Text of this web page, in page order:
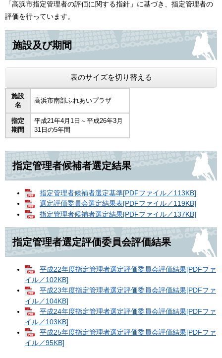
「高浜市指定管理者の評価に関する指針」に基づき、指定管理者の
評価を行っています。
施設及び期間
表のサイズを切り替える
施設
名
高浜市南部ふれあいプラザ
指定
期間
平成21年4月1日～平成26年3月
31日の5年間
指定管理者候補者選定結果
指定管理者候補者選定基準[PDFファイル／113KB]
選定評価委員会選定結果表[PDFファイル／119KB]
指定管理者候補者選定結果[PDFファイル／137KB]
指定管理者選定評価委員会評価結果
平成22年度指定管理者選定評価委員会評価結果[PDFファ
イル／102KB]
平成23年度指定管理者選定評価委員会評価結果[PDFファ
イル／104KB]
平成24年度指定管理者選定評価委員会評価結果[PDFファ
イル／103KB]
平成25年度指定管理者選定評価委員会評価結果[PDFファ
イル／95KB]